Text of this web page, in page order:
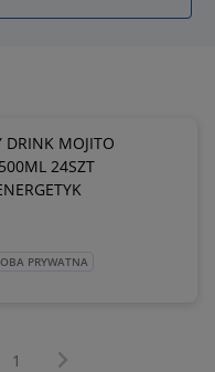
DRINK MOJITO
24SZT
PRYWATNA
1 Następna strona